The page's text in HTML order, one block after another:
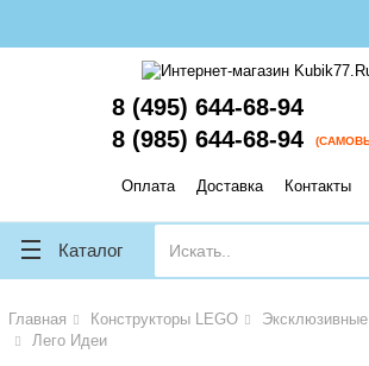
8 (495) 644-68-94
8 (985) 644-68-94
Оплата Доставка Контакты
Каталог
Главная Конструкторы LEGO
Лего Идеи